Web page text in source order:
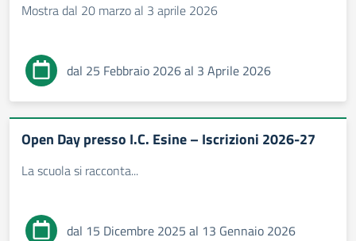
Mostra dal 20 marzo al 3 aprile 2026
dal 25 Febbraio 2026 al 3 Aprile 2026
Open Day presso I.C. Esine – Iscrizioni 2026-27
La scuola si racconta...
dal 15 Dicembre 2025 al 13 Gennaio 2026